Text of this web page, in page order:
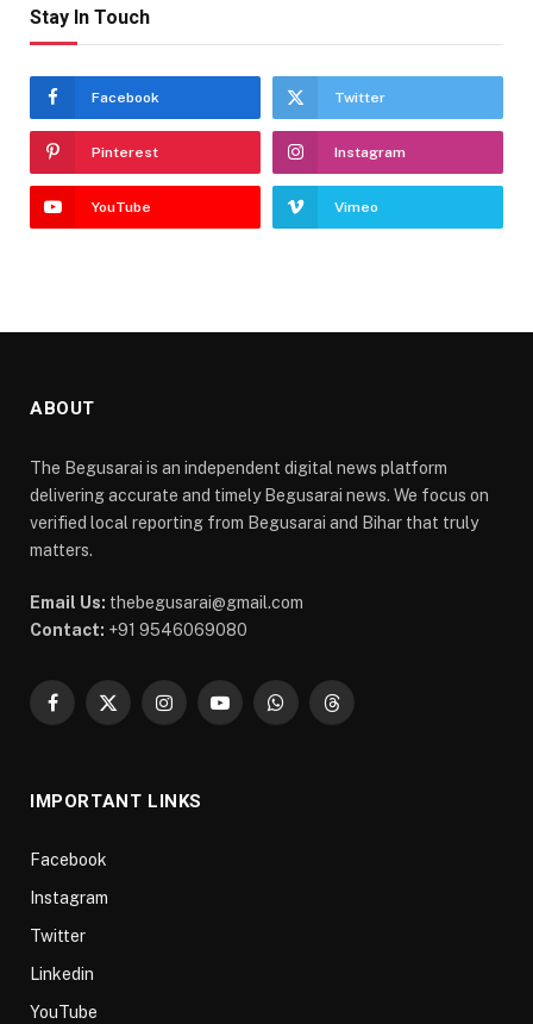
Stay In Touch
Facebook Twitter
Pinterest Instagram
YouTube Vimeo
ABOUT
The Begusarai is an independent digital news platform
delivering accurate and timely Begusarai news. We focus on
verified local reporting from Begusarai and Bihar that truly
matters.
Email Us: thebegusarai@gmail.com
Contact: +91 9546069080
Facebook
X
InstagramYouTubeWhatsAppThreads
IMPORTANT LINKS
Facebook
Instagram
Twitter
Linkedin
YouTube